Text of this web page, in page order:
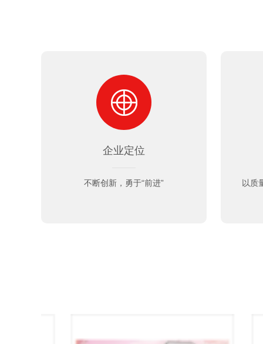
企业定位
不断创新，勇于“前进” 以质